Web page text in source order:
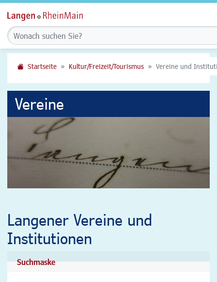
Startseite Kultur/Freizeit/Tourismus Vereine und
Vereine
Langener Vereine und
Institutionen
Suchmaske